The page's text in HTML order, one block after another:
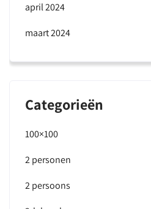
april 2024
maart 2024
Categorieën
100×100
2 personen
2 persoons